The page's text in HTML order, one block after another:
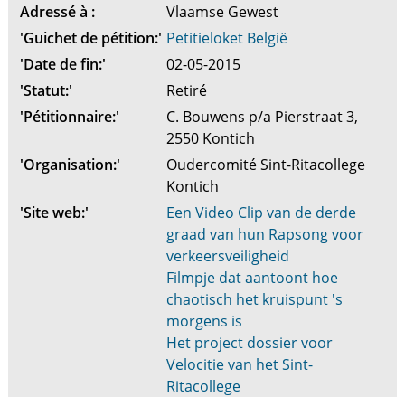
Adressé à :
Vlaamse Gewest
'Guichet de pétition:' Petitieloket België
'Date de fin:'
02-05-2015
'Statut:'
Retiré
'Pétitionnaire:'
C. Bouwens p/a Pierstraat 3,
2550 Kontich
'Organisation:'
Oudercomité Sint-Ritacollege
Kontich
'Site web:'
Een Video Clip van de derde
graad van hun Rapsong voor
verkeersveiligheid
Filmpje dat aantoont hoe
chaotisch het kruispunt 's
morgens is
Het project dossier voor
Velocitie van het Sint-
Ritacollege